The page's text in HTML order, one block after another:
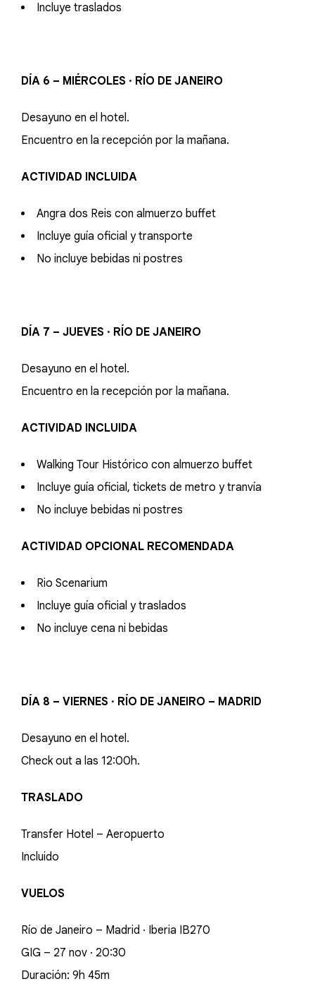
Incluye traslados
DÍA 6 – MIÉRCOLES · RÍO DE JANEIRO
Desayuno en el hotel.
Encuentro en la recepción por la mañana.
ACTIVIDAD INCLUIDA
Angra dos Reis con almuerzo buffet
Incluye guía oficial y transporte
No incluye bebidas ni postres
DÍA 7 – JUEVES · RÍO DE JANEIRO
Desayuno en el hotel.
Encuentro en la recepción por la mañana.
ACTIVIDAD INCLUIDA
Walking Tour Histórico con almuerzo buffet
Incluye guía oficial, tickets de metro y tranvía
No incluye bebidas ni postres
ACTIVIDAD OPCIONAL RECOMENDADA
Rio Scenarium
Incluye guía oficial y traslados
No incluye cena ni bebidas
DÍA 8 – VIERNES · RÍO DE JANEIRO – MADRID
Desayuno en el hotel.
Check out a las 12:00h.
TRASLADO
Transfer Hotel – Aeropuerto
Incluido
VUELOS
Río de Janeiro – Madrid · Iberia IB270
GIG – 27 nov · 20:30
Duración: 9h 45m